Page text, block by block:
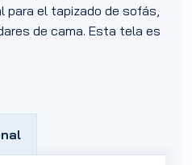
para el tapizado de sofás,
de cama. Esta tela es